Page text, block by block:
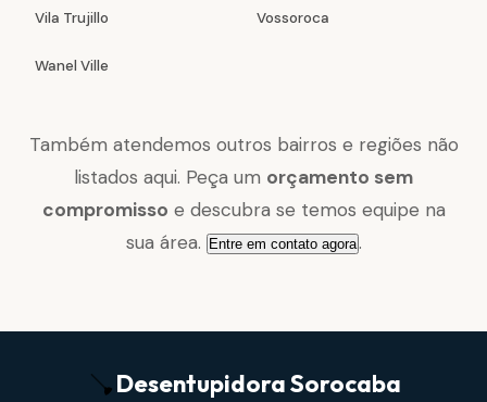
Vila Trujillo Vossoroca
Wanel Ville
Também atendemos outros bairros e regiões não
listados aqui. Peça um orçamento sem
compromisso e descubra se temos equipe na
sua área. Entre em contato agora.
DesentupidoraSorocaba